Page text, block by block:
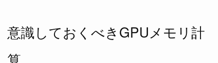
意識しておくべきGPUメモリ計
算